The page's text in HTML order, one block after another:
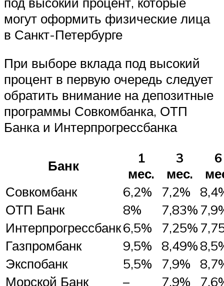
могут оформить физические лица
в Санкт-Петербурге
При выборе вклада под высокий
процент в первую очередь следует
обратить внимание на депозитные
программы Совкомбанка, ОТП
Банка и Интерпрогрессбанка
Банк
1
мес.
3
мес.
6
Совкомбанк
6,2% 7,2%
ОТП Банк
8% 7,83%
Интерпрогрессбанк6,5% 7,25%
Газпромбанк
9,5% 8,49%
Экспобанк
5,5% 7,9%
Морской Банк
– 7,9%